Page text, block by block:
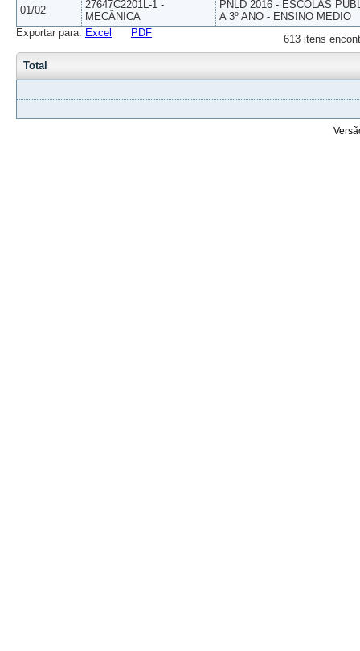
01/02
27647C2201L-1 -
MECÂNICA
PNLD 2016 - ESCOLAS
A 3º ANO - ENSINO MEDIO
613 itens
Exportar para: Excel PDF
Total